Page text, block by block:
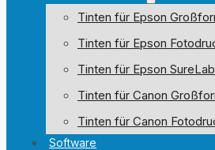
Tinten für Epson
Tinten für Epson
Tinten für Epson SureLab
Tinten für Canon
Tinten für Canon
Software